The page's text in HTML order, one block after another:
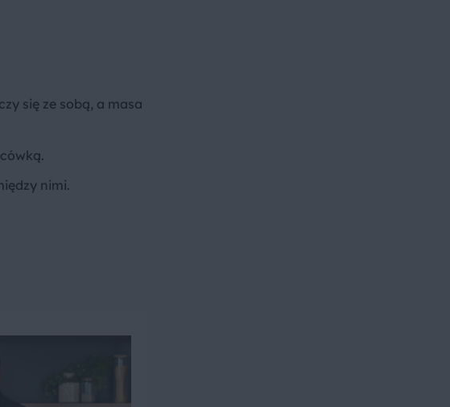
się ze sobą, a masa
nimi.